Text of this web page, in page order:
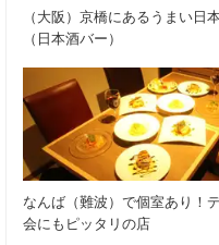
（大阪）京橋にあるうまい日
（日本酒バー）
なんば（難波）で個室あり！
会にもピッタリの店